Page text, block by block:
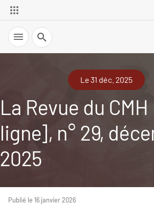
Recherche
Le 31 déc. 2025
La Revue du CMH
ligne], n° 29,
2025
Publié le 16 janvier 2026